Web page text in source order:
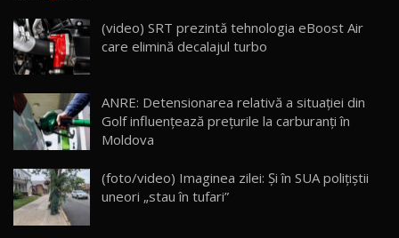
16
AutoBlogMD
13:10
17 20:06
30:08
(video) SRT prezintă tehnologia eBoost Air
care elimină decalajul turbo
ANRE: Detensionarea relativă a situației din
Golf influențează prețurile la carburanți în
Moldova
(foto/video) Imaginea zilei: Și în SUA polițiștii
uneori „stau în tufari”